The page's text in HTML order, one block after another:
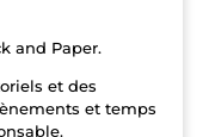
and Paper.
et des
et temps